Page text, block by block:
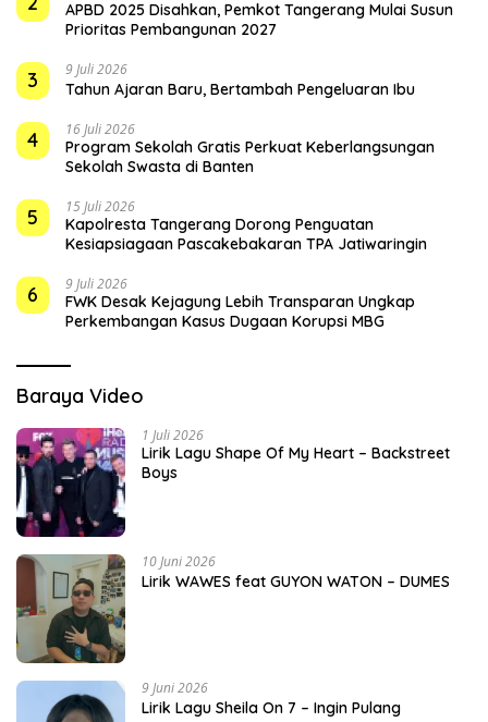
APBD 2025 Disahkan, Pemkot Tangerang Mulai Susun
Prioritas Pembangunan 2027
3 9 Juli 2026
Tahun Ajaran Baru, Bertambah Pengeluaran Ibu
4 16 Juli 2026
Program Sekolah Gratis Perkuat Keberlangsungan
Sekolah Swasta di Banten
5 15 Juli 2026
Kapolresta Tangerang Dorong Penguatan
Kesiapsiagaan Pascakebakaran TPA Jatiwaringin
6 9 Juli 2026
FWK Desak Kejagung Lebih Transparan Ungkap
Perkembangan Kasus Dugaan Korupsi MBG
Baraya Video
1 Juli 2026
Lirik Lagu Shape Of My Heart – Backstreet
Boys
10 Juni 2026
Lirik WAWES feat GUYON WATON – DUMES
9 Juni 2026
Lirik Lagu Sheila On 7 – Ingin Pulang